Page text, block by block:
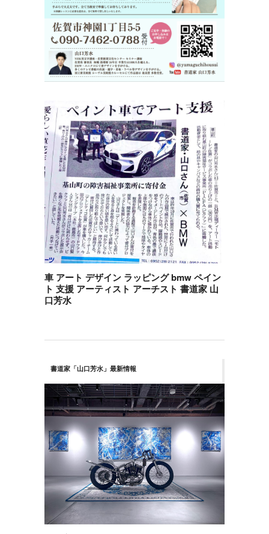
車 アート デザイン ラッピング bmw ペイン
ト 支援 アーティスト アーチスト 書道家 山
口芳水
書道家「山口芳水」最新情報